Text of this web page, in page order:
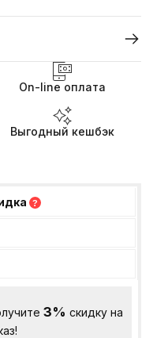
On-line оплата
Выгодный кешбэк
?
3% скидку на